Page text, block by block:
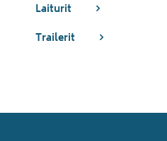
Laiturit
Trailerit